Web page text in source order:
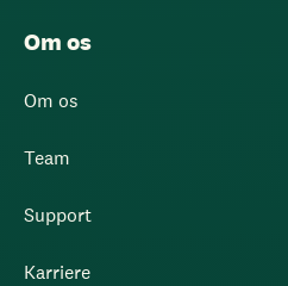
Om os
Om os
Team
Support
Karriere